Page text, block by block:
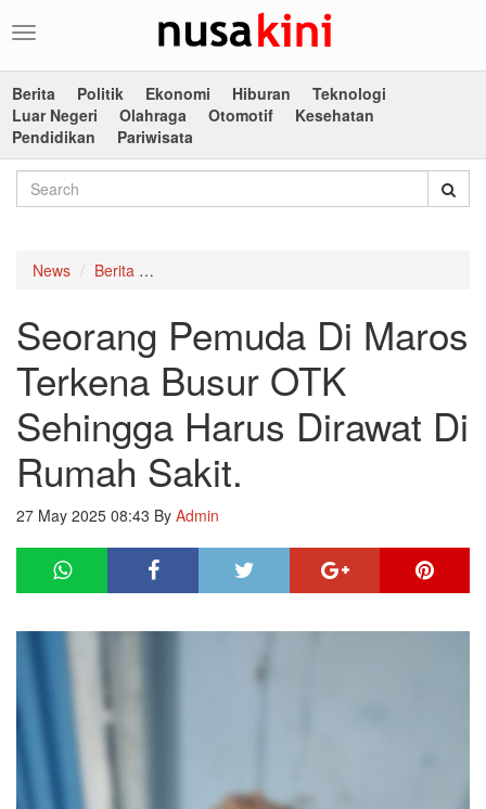
Toggle
Berita
Politik Ekonomi Hiburan
Teknologi
Luar Negeri
Olahraga Otomotif
Kesehatan
Pendidikan
Pariwisata
News Berita
Seorang Pemuda Di Maros
Terkena Busur OTK
Sehingga Harus Dirawat Di
Rumah Sakit.
27 May 2025 08:43 By Admin